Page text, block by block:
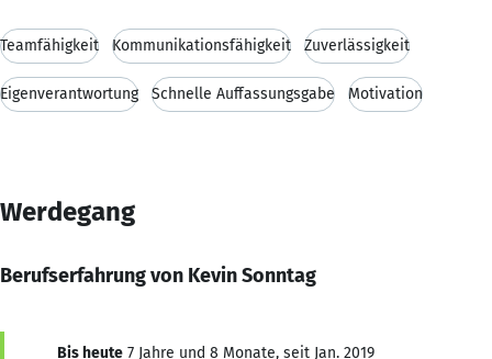
Teamfähigkeit Kommunikationsfähigkeit Zuverlässigkeit
Eigenverantwortung Schnelle Auffassungsgabe Motivation
Werdegang
Berufserfahrung von Kevin Sonntag
Bis heute 7 Jahre und 8 Monate, seit Jan. 2019